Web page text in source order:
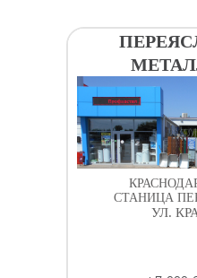
СТАНИЦА
УЛ.